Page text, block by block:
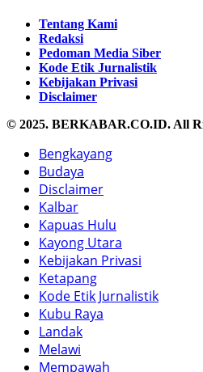
Tentang Kami
Redaksi
Pedoman Media Siber
Kode Etik Jurnalistik
Kebijakan Privasi
Disclaimer
© 2025. BERKABAR.CO.ID. All
Bengkayang
Budaya
Disclaimer
Kalbar
Kapuas Hulu
Kayong Utara
Kebijakan Privasi
Ketapang
Kode Etik Jurnalistik
Kubu Raya
Landak
Melawi
Mempawah